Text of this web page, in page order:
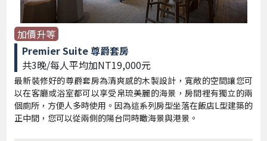
加價升等
Premier Suite 尊爵套房
共3晚/每人平均加NT19,000元
最新裝修好的尊爵套房為清爽感的木製設計，寬敞的空間讓您可
以在客廳或浴室都可以享受帛琉美麗的海景，房間裡有獨立的兩
個廁所，方便人多時使用。因為這系列房型坐落在飯店L型建築的
正中間，您可以從兩側的陽台同時瞰海景與港景。